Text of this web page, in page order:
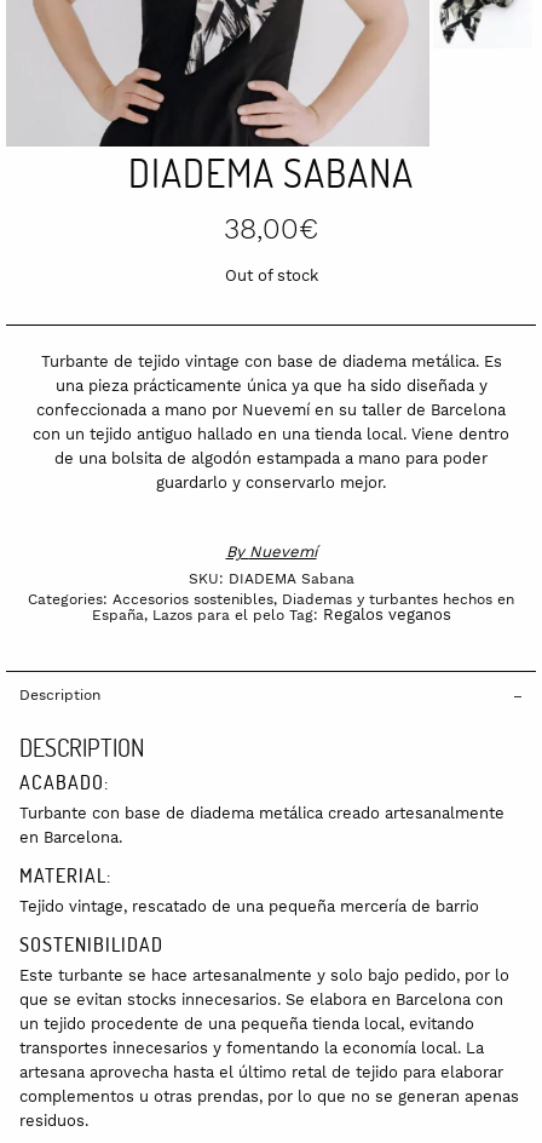
DIADEMA SABANA
38,00€
Out of stock
Turbante de tejido vintage con base de diadema metálica. Es
una pieza prácticamente única ya que ha sido diseñada y
confeccionada a mano por Nuevemí en su taller de Barcelona
con un tejido antiguo hallado en una tienda local. Viene dentro
de una bolsita de algodón estampada a mano para poder
guardarlo y conservarlo mejor.
By Nuevemí
SKU: DIADEMA Sabana
Categories: Accesorios sostenibles, Diademas y turbantes hechos en
España, Lazos para el pelo Tag: Regalos veganos
Description
DESCRIPTION
ACABADO:
Turbante con base de diadema metálica creado artesanalmente
en Barcelona.
MATERIAL:
Tejido vintage, rescatado de una pequeña mercería de barrio
SOSTENIBILIDAD
Este turbante se hace artesanalmente y solo bajo pedido, por lo
que se evitan stocks innecesarios. Se elabora en Barcelona con
un tejido procedente de una pequeña tienda local, evitando
transportes innecesarios y fomentando la economía local. La
artesana aprovecha hasta el último retal de tejido para elaborar
complementos u otras prendas, por lo que no se generan apenas
residuos.